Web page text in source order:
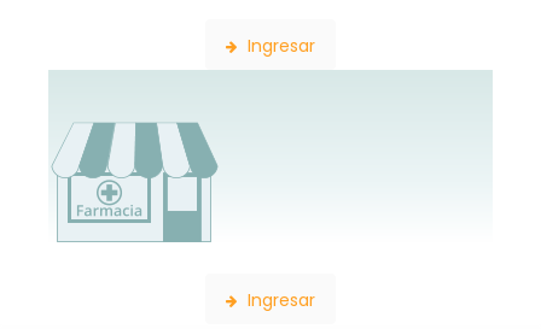
Ingresar
Ingresar